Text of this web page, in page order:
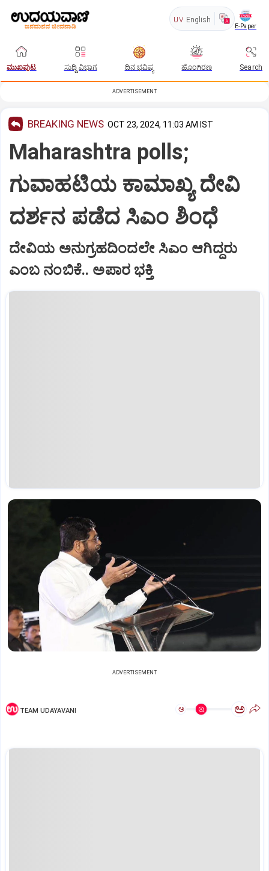
UV English
E-Paper
ಮುಖಪುಟ ಸುದ್ದಿ ವಿಭಾಗ ದಿನ ಭವಿಷ್ಯ ಹೊಂಗಿರಣ Search
ADVERTISEMENT
BREAKING NEWS OCT 23, 2024, 11:03 AM IST
Maharashtra polls;
ಗುವಾಹಟಿಯ ಕಾಮಾಖ್ಯ ದೇವಿ
ದರ್ಶನ ಪಡೆದ ಸಿಎಂ ಶಿಂಧೆ
ದೇವಿಯ ಅನುಗ್ರಹದಿಂದಲೇ ಸಿಎಂ ಆಗಿದ್ದರು
ಎಂಬ ನಂಬಿಕೆ.. ಅಪಾರ ಭಕ್ತಿ
ADVERTISEMENT
TEAM UDAYAVANI ಅ ಅ